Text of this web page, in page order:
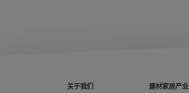
关于我们 建材家居产业